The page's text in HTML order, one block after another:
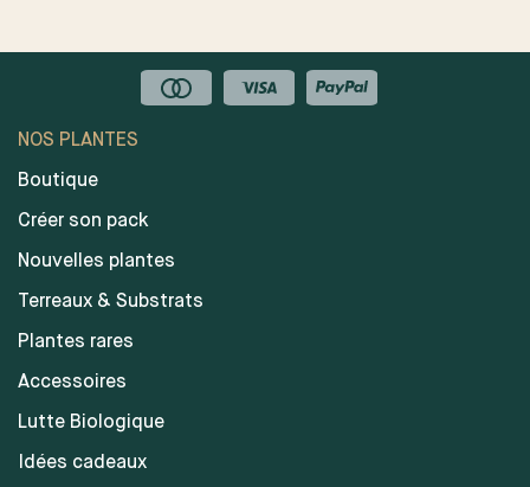
NOS PLANTES
Boutique
Créer son pack
Nouvelles plantes
Terreaux & Substrats
Plantes rares
Accessoires
Lutte Biologique
Idées cadeaux